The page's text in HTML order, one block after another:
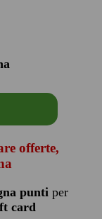
offerte,
puntiper
card